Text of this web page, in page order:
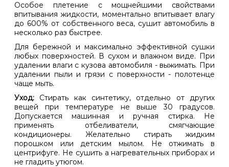
Особое плетение с мощнейшими свойствами
впитывания жидкости, моментально впитывает влагу
до 600% от собственного веса, сушит автомобиль в
несколько раз быстрее.
Для бережной и максимально эффективной сушки
любых поверхностей. В сухом и влажном виде. При
удалении влаги с кузова автомобиля - выжимать. При
удалении пыли и грязи с поверхности - полотенце
чаще мыть.
Уход: Стирать как синтетику, отдельно от других
вещей при температуре не выше 30 градусов.
Допускается машинная и ручная стирка. Не
применять отбеливатели, смягчающие
кондиционеры. Желательно стирать жидким
порошком или детским мылом. Не отжимать в
центрифуге. Не сушить а нагревательных приборах и
не гладить утюгом.